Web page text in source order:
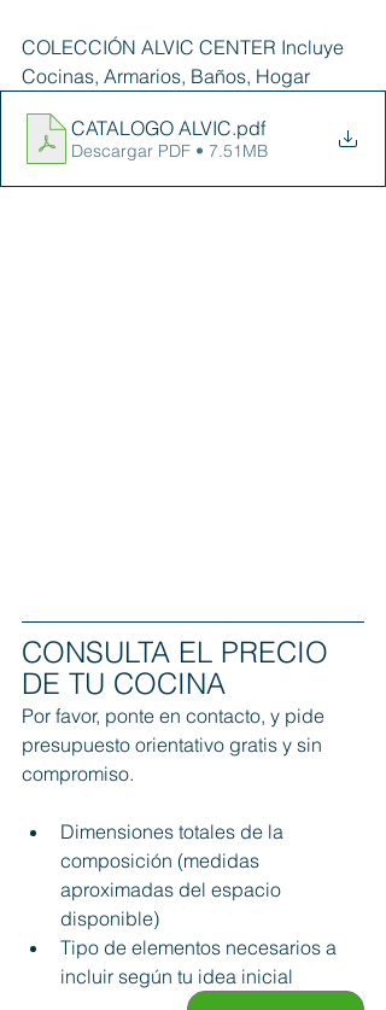
COLECCIÓN ALVIC CENTER Incluye
Cocinas, Armarios, Baños, Hogar
CATALOGO ALVIC.pdf
Descargar PDF • 7.51MB
CONSULTA EL PRECIO
DE TU COCINA
Por favor, ponte en contacto, y pide
presupuesto orientativo gratis y sin
compromiso.
Dimensiones totales de la
composición (medidas
aproximadas del espacio
disponible)
Tipo de elementos necesarios a
incluir según tu idea inicial